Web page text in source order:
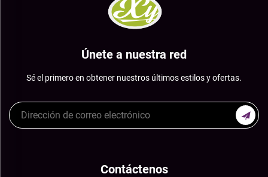
Únete a nuestra red
Sé el primero en obtener nuestros últimos estilos y ofertas.
Contáctenos